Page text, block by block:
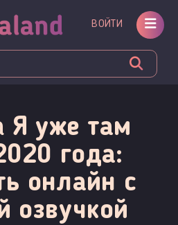
ВОЙТИ
Я уже там
года:
онлайн c
озвучкой